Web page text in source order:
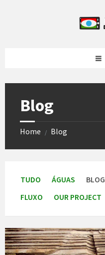
Blog
Home / Blog
TUDO ÁGUAS BLOG
FLUXO
OUR PROJECT